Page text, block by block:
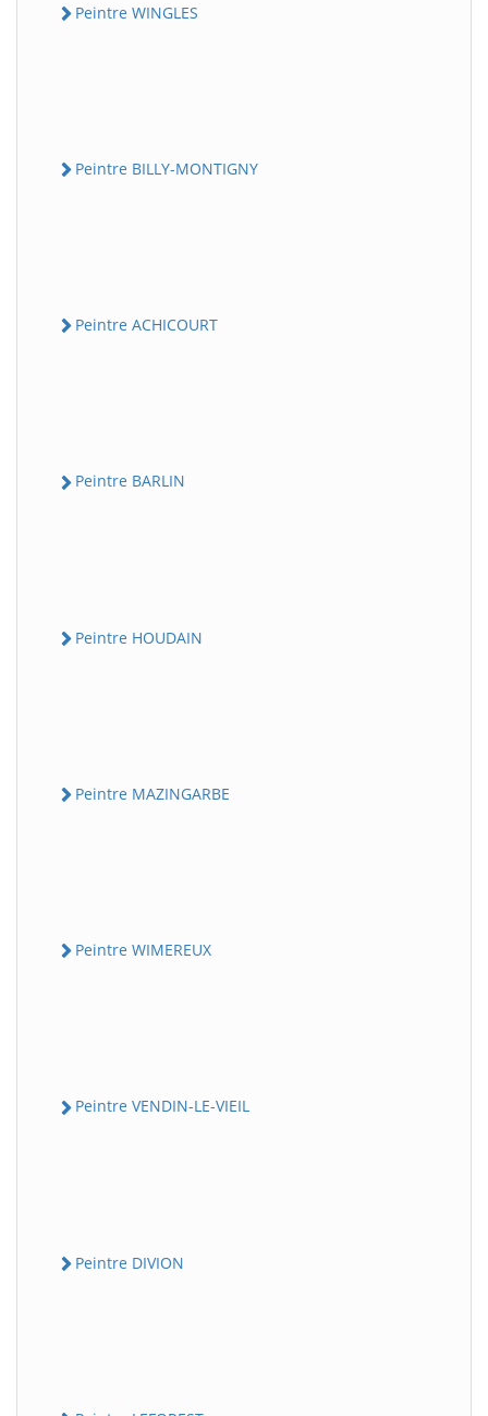
Peintre WINGLES
Peintre BILLY-MONTIGNY
Peintre ACHICOURT
Peintre BARLIN
Peintre HOUDAIN
Peintre MAZINGARBE
Peintre WIMEREUX
Peintre VENDIN-LE-VIEIL
Peintre DIVION